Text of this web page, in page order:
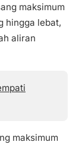
maksimum
hingga lebat,
aliran
maksimum